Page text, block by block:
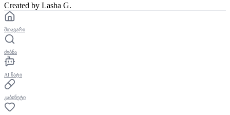
Created by Lasha G.
მთავარი
ძებნა
AI ჩატი
კაბინეტი